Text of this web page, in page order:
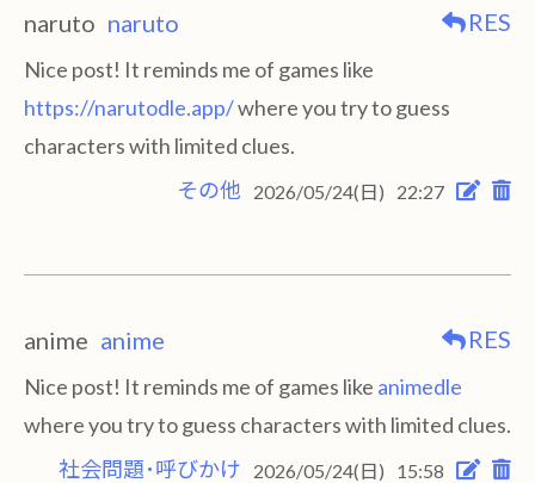
naruto naruto RES
Nice post! It reminds me of games like
https://narutodle.app/where you try to guess
characters with limited clues.
その他
2026/05/24(日) 22:27
anime anime RES
Nice post! It reminds me of games like animedle
where you try to guess characters with limited clues.
社会問題･呼びかけ
2026/05/24(日) 15:58